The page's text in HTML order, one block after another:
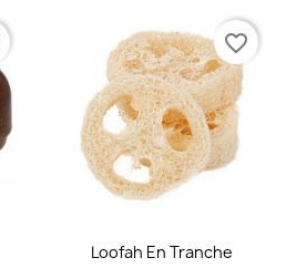
Aperçu rapide
Loofah En Tranche
favorite_border